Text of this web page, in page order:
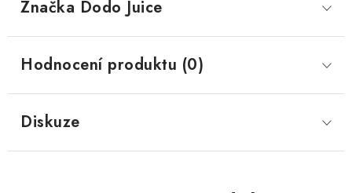
Značka Dodo Juice
Hodnocení produktu (0)
Diskuze